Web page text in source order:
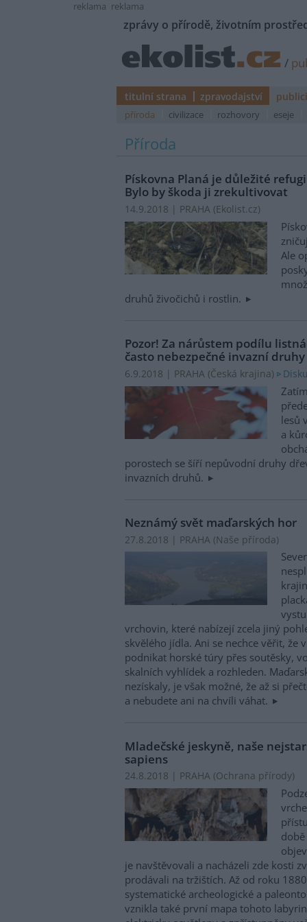
reklama reklama
zprávy o přírodě, životním
/
titulní strana zpravodajství
příroda civilizace rozhovory eseje
Příroda
Pískovna Planá je důležité
Bylo by škoda ji zrekultivovat
14.9.2018 | PRAHA (Ekolist.cz)
Ale
druhů živočichů i rostlin.
Pozor! Za nárůstem podílu
často nebezpečné invazní druhy
6.9.2018 | PRAHA (Česká krajina)
lesů
a
porostech se šíří nepůvodní druhy
invazních druhů.
Neznámý svět maďarských hor
27.8.2018 | PRAHA (Naše příroda)
vrchovin, které nabízejí zcela jiný
skvělého jídla. Ani se nechce věřit, že
podnikat horské túry přes soutěsky,
skalních vyhlídek a rozhleden.
nezískaly, je však možné, že až si
a nebudete ani na chvíli váhat.
Mladečské jeskyně, naše
sapiens
24.8.2018 | PRAHA (Ochrana přírody)
je navštěvovali a nacházeli zde kosti
prodávali na tržištích. Až od roku
systematické archeologické a
vznikla také první mapa tohoto